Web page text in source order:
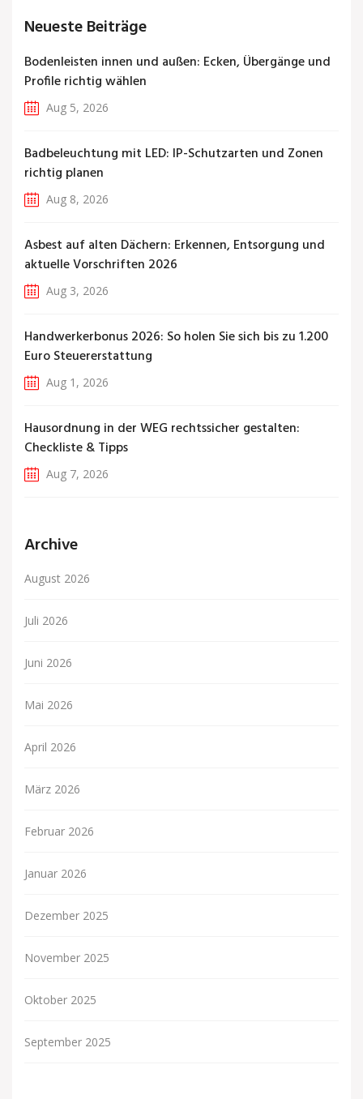
Neueste Beiträge
Bodenleisten innen und außen: Ecken, Übergänge und
Profile richtig wählen
Aug 5, 2026
Badbeleuchtung mit LED: IP-Schutzarten und Zonen
richtig planen
Aug 8, 2026
Asbest auf alten Dächern: Erkennen, Entsorgung und
aktuelle Vorschriften 2026
Aug 3, 2026
Handwerkerbonus 2026: So holen Sie sich bis zu 1.200
Euro Steuererstattung
Aug 1, 2026
Hausordnung in der WEG rechtssicher gestalten:
Checkliste & Tipps
Aug 7, 2026
Archive
August 2026
Juli 2026
Juni 2026
Mai 2026
April 2026
März 2026
Februar 2026
Januar 2026
Dezember 2025
November 2025
Oktober 2025
September 2025